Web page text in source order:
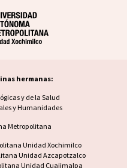
hermanas:
y de la Salud
y Humanidades
Metropolitana
Unidad Xochimilco
Unidad Azcapotzalco
Unidad Cuajimalpa